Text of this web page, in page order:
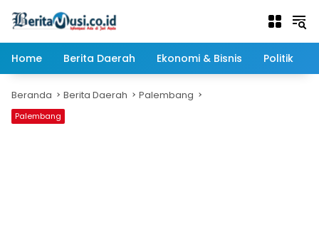
Home
Berita Daerah Ekonomi & Bisnis Politik
Beranda Berita Daerah Palembang
Palembang